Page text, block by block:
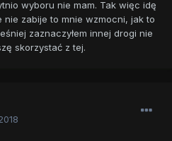
wyboru nie mam. Tak więc idę
zabije to mnie wzmocni, jak to
zaznaczyłem innej drogi nie
skorzystać z tej.